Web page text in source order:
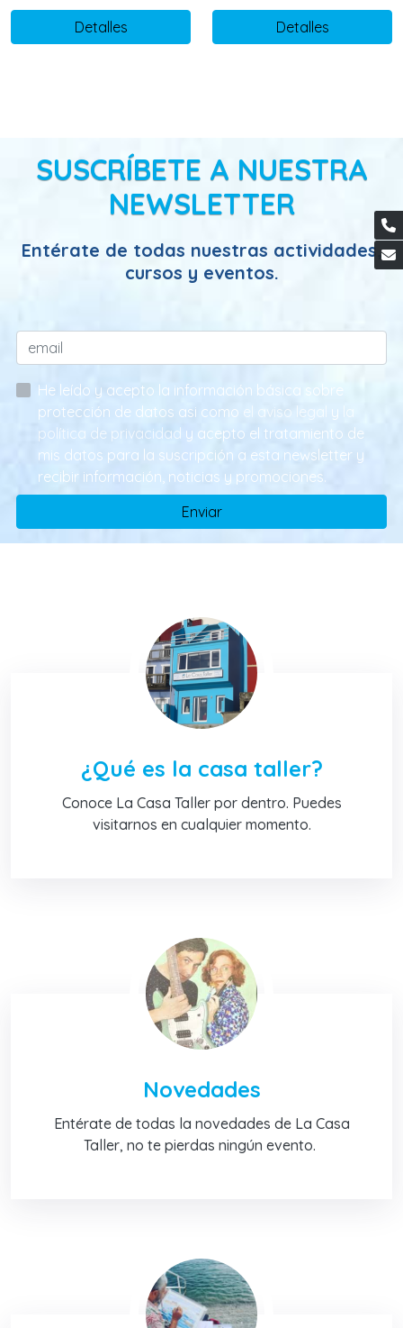
Detalles Detalles
SUSCRÍBETE A NUESTRA
NEWSLETTER
Entérate de todas nuestras actividades,
cursos y eventos.
He leído y acepto la información básica sobre
protección de datos asi como el aviso legal y la
política de privacidad y acepto el tratamiento de
mis datos para la suscripción a esta newsletter y
recibir información, noticias y promociones.
Enviar
¿Qué es la casa taller?
Conoce La Casa Taller por dentro. Puedes
visitarnos en cualquier momento.
Novedades
Entérate de todas la novedades de La Casa
Taller, no te pierdas ningún evento.